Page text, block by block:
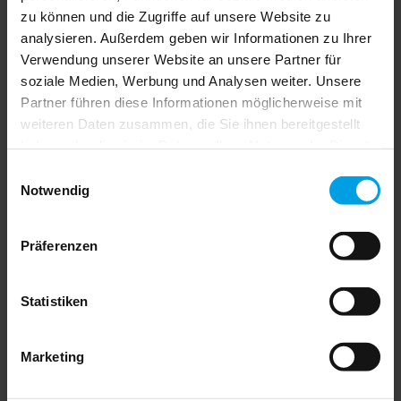
zu können und die Zugriffe auf unsere Website zu
analysieren. Außerdem geben wir Informationen zu Ihrer
Verwendung unserer Website an unsere Partner für
soziale Medien, Werbung und Analysen weiter. Unsere
Partner führen diese Informationen möglicherweise mit
weiteren Daten zusammen, die Sie ihnen bereitgestellt
Notwendig
Präferenzen
Statistiken
Marketing
klicken Sie
hier für weitere Informationen »
Loginweiter ohne Login
Mitgliederbereich Mitglied werden
Verband
Wir über uns
Vorstand
Mitglieder
Berufsordnung
FAQ
Weiterbildung
Vertrauensschaden-Versicherung